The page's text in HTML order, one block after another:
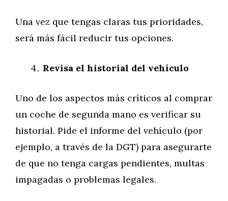
Una vez que tengas claras tus prioridades,
será más fácil reducir tus opciones.
Revisa el historial del vehículo
Uno de los aspectos más críticos al comprar
un coche de segunda mano es verificar su
historial. Pide el informe del vehículo (por
ejemplo, a través de la DGT) para asegurarte
de que no tenga cargas pendientes, multas
impagadas o problemas legales.